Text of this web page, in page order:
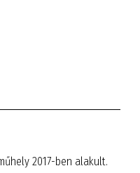
2017-ben alakult.